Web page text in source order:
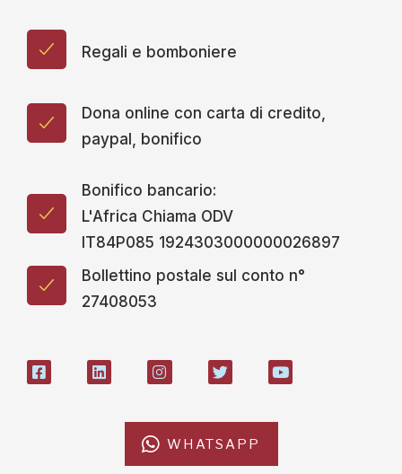
Regali e bomboniere
Dona online con carta di credito,
paypal, bonifico
Bonifico bancario:
L'Africa Chiama ODV
IT84P085 1924303000000026897
Bollettino postale sul conto n°
27408053
WHATSAPP